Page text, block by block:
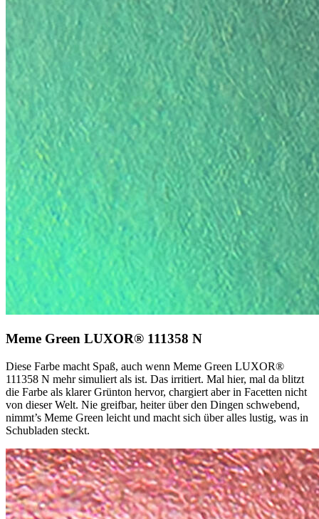
Meme Green LUXOR® 111358 N
Diese Farbe macht Spaß, auch wenn Meme Green LUXOR®
111358 N mehr simuliert als ist. Das irritiert. Mal hier, mal da blitzt
die Farbe als klarer Grünton hervor, chargiert aber in Facetten nicht
von dieser Welt. Nie greifbar, heiter über den Dingen schwebend,
nimmt’s Meme Green leicht und macht sich über alles lustig, was in
Schubladen steckt.